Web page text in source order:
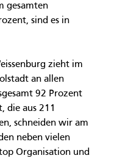
gesamten
sind es in
zieht im
an allen
92 Prozent
die aus 211
schneiden wir am
neben vielen
Organisation und